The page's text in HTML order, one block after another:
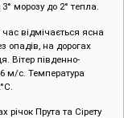
морозу до 2° тепла.
відмічається ясна
опадів, на дорогах
Вітер південно-
м/с. Температура
річок Прута та Сірету